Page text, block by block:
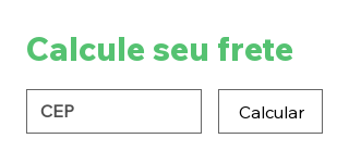
Calcule seu frete
Calcular